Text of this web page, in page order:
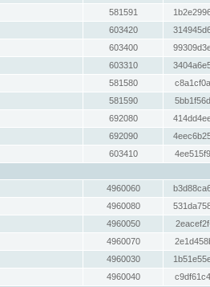
581591
603420
603400
603310
581580
581590
692080
692090
603410
4960060
4960080
4960050
4960070
4960030
4960040